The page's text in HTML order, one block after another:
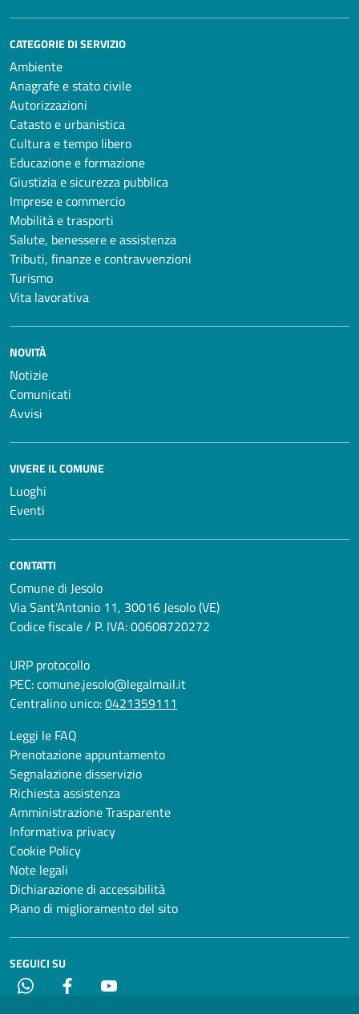
CATEGORIE DI SERVIZIO
Ambiente
Anagrafe e stato civile
Autorizzazioni
Catasto e urbanistica
Cultura e tempo libero
Educazione e formazione
Giustizia e sicurezza pubblica
Imprese e commercio
Mobilità e trasporti
Salute, benessere e assistenza
Tributi, finanze e contravvenzioni
Turismo
Vita lavorativa
NOVITÀ
Notizie
Comunicati
Avvisi
VIVERE IL COMUNE
Luoghi
Eventi
CONTATTI
Comune di Jesolo
Via Sant'Antonio 11, 30016 Jesolo (VE)
Codice fiscale / P. IVA: 00608720272
URP protocollo
PEC:comune.jesolo@legalmail.it
Centralino unico:0421359111
Leggi le FAQ
Prenotazione appuntamento
Segnalazione disservizio
Richiesta assistenza
Amministrazione Trasparente
Informativa privacy
Cookie Policy
Note legali
Dichiarazione di accessibilità
Piano di miglioramento del sito
SEGUICI SU
Whatsapp Facebook